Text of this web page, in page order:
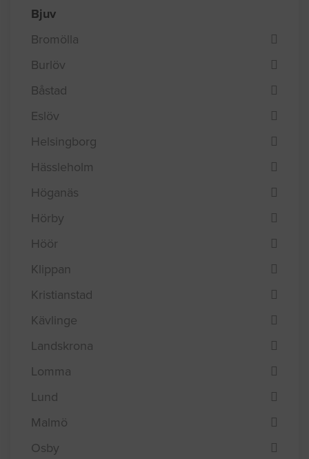
Bjuv
Bromölla
Burlöv
Båstad
Eslöv
Helsingborg
Hässleholm
Höganäs
Hörby
Höör
Klippan
Kristianstad
Kävlinge
Landskrona
Lomma
Lund
Malmö
Osby